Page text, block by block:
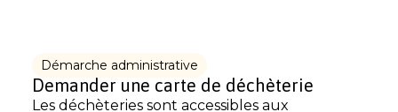
Démarche administrative
Demander une carte de déchèterie
Les déchèteries sont accessibles aux